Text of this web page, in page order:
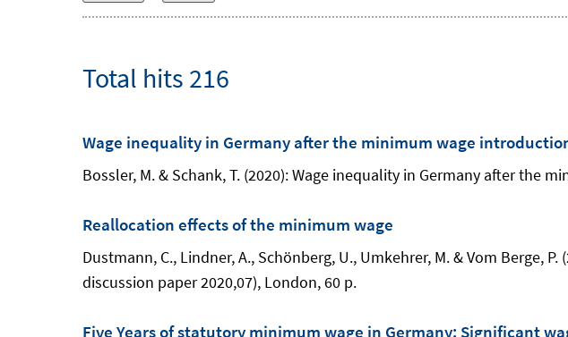
Total hits 216
Wage inequality in Germany after the minimum wage
Bossler, M. & Schank, T. (2020): Wage inequality in Germany after the
Reallocation effects of the minimum wage
Dustmann, C., Lindner, A., Schönberg, U., Umkehrer, M. & Vom Berge,
discussion paper 2020,07), London, 60 p.
Five Years of statutory minimum wage in Germany: Significant